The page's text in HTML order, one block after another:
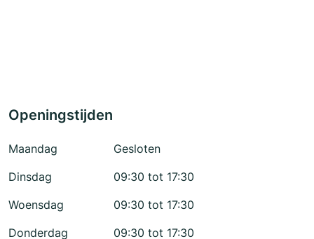
Openingstijden
Maandag
Gesloten
Dinsdag
09:30 tot 17:30
Woensdag
09:30 tot 17:30
Donderdag
09:30 tot 17:30